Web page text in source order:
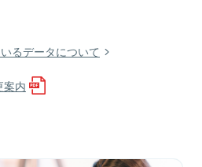
るデータについて
案内